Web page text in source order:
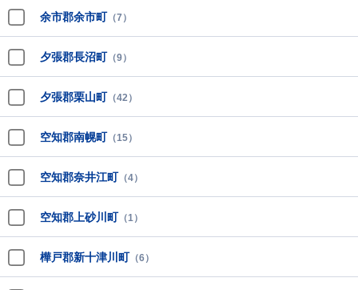
余市郡余市町 （7）
夕張郡長沼町 （9）
夕張郡栗山町 （42）
空知郡南幌町 （15）
空知郡奈井江町 （4）
空知郡上砂川町 （1）
樺戸郡新十津川町 （6）